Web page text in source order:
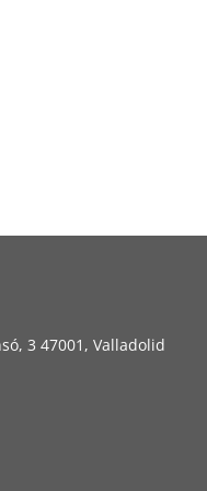
3 47001, Valladolid